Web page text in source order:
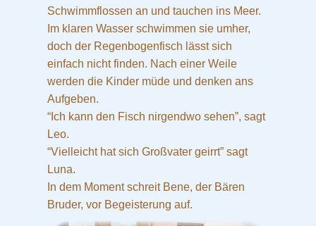
Schwimmflossen an und tauchen ins Meer.
Im klaren Wasser schwimmen sie umher,
doch der Regenbogenfisch lässt sich
einfach nicht finden. Nach einer Weile
werden die Kinder müde und denken ans
Aufgeben.
“Ich kann den Fisch nirgendwo sehen”, sagt
Leo.
“Vielleicht hat sich Großvater geirrt” sagt
Luna.
In dem Moment schreit Bene, der Bären
Bruder, vor Begeisterung auf.